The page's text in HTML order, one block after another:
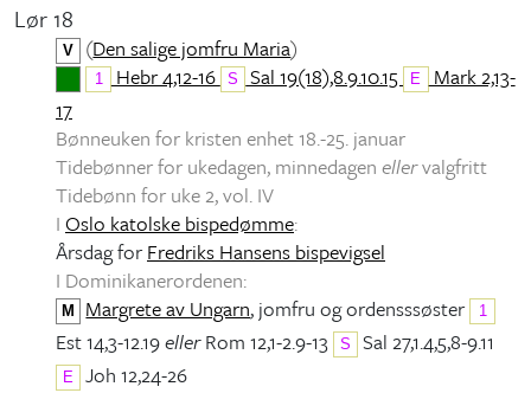
Lør 18
V (Den salige jomfru Maria)
1 Hebr 4,12-16 S Sal 19(18),8.9.10.15 E Mark 2,13-
17
Bønneuken for kristen enhet 18.-25. januar
Tidebønner for ukedagen, minnedagen ellervalgfritt
Tidebønn for uke 2, vol. IV
I Oslo katolske bispedømme:
Årsdag forFredriks Hansens bispevigsel
I Dominikanerordenen:
M Margrete av Ungarn, jomfru og ordensssøster 1
Est 14,3-12.19ellerRom 12,1-2.9-13 S Sal 27,1.4,5,8-9.11
E Joh 12,24-26